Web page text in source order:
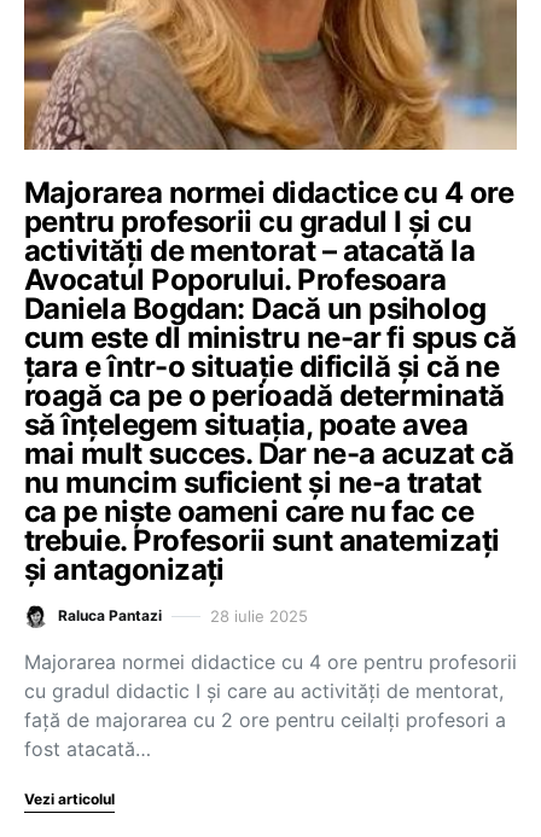
Majorarea normei didactice cu 4 ore
pentru profesorii cu gradul I și cu
activități de mentorat – atacată la
Avocatul Poporului. Profesoara
Daniela Bogdan: Dacă un psiholog
cum este dl ministru ne-ar fi spus că
țara e într-o situație dificilă și că ne
roagă ca pe o perioadă determinată
să înțelegem situația, poate avea
mai mult succes. Dar ne-a acuzat că
nu muncim suficient și ne-a tratat
ca pe niște oameni care nu fac ce
trebuie. Profesorii sunt anatemizați
și antagonizați
Raluca Pantazi 28 iulie 2025
Majorarea normei didactice cu 4 ore pentru profesorii
cu gradul didactic I și care au activități de mentorat,
față de majorarea cu 2 ore pentru ceilalți profesori a
fost atacată…
Vezi articolul